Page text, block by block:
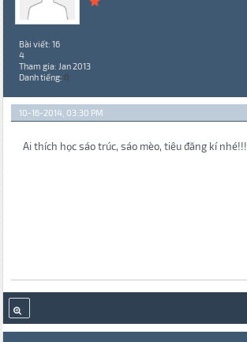
Bài viết: 16
4
Tham gia: Jan 2013
Danh tiếng: 0
10-16-2014, 03:30 PM
Ai thích học sáo trúc, sáo mèo, tiêu đăng kí nhé!!!